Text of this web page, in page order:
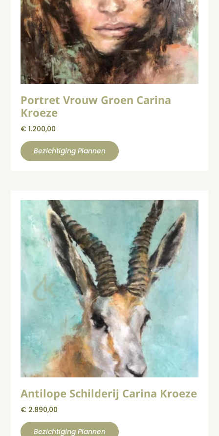
Portret Vrouw Groen Carina
Kroeze
€ 1.200,00
Bezichtiging Plannen
Antilope Schilderij Carina Kroeze
€ 2.890,00
Bezichtiging Plannen